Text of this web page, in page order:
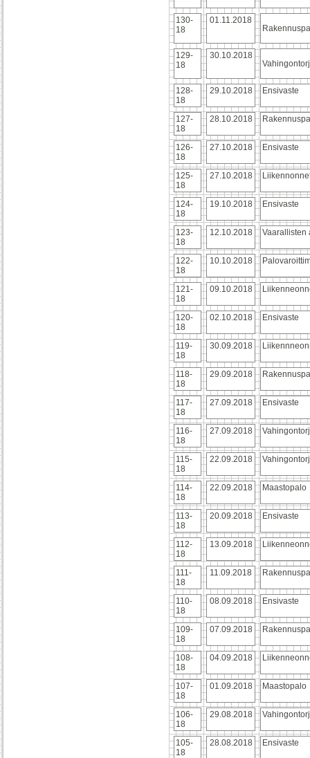
130-
18
01.11.2018
129-
18
30.10.2018
128-
18
29.10.2018 Ensivaste
127-
18
28.10.2018
126-
18
27.10.2018 Ensivaste
125-
18
27.10.2018
124-
18
19.10.2018 Ensivaste
123-
18
12.10.2018 Vaarallisten
122-
18
10.10.2018
121-
18
09.10.2018
120-
18
02.10.2018 Ensivaste
119-
18
30.09.2018
118-
18
29.09.2018
117-
18
27.09.2018 Ensivaste
116-
18
27.09.2018
115-
18
22.09.2018
114-
18
22.09.2018 Maastopalo
113-
18
20.09.2018 Ensivaste
112-
18
13.09.2018
111-
18
11.09.2018
110-
18
08.09.2018 Ensivaste
109-
18
07.09.2018
108-
18
04.09.2018
107-
18
01.09.2018 Maastopalo
106-
18
29.08.2018
105-
18
28.08.2018 Ensivaste